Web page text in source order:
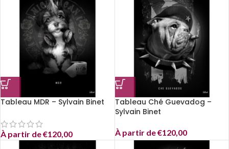
Tableau MDR – Sylvain Binet
À partir de€120,00
Tableau Ché Guevadog –
Sylvain Binet
À partir de€120,00